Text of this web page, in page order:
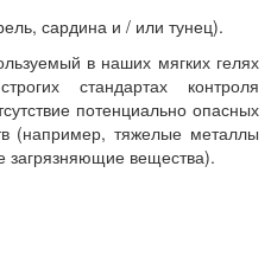
сардина и / или тунец).
в наших мягких гелях
стандартах контроля
потенциально опасных
(например, тяжелые металлы
загрязняющие вещества).